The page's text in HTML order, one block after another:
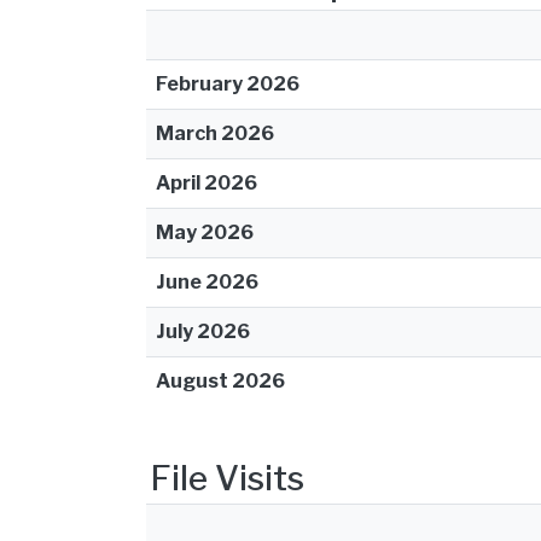
February 2026
March 2026
April 2026
May 2026
June 2026
July 2026
August 2026
File Visits